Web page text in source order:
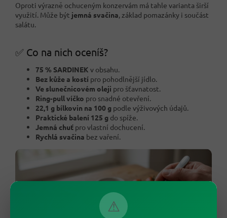
⚠
Oproti výrazně ochuceným konzervám má tahle varianta širší
využití. Může být jemná svačina, základ pomazánky i součást
salátu.
✅ Co na nich oceníš?
75 % SARDINEK v obsahu.
Bez kůže a kostí pro pohodlnější jídlo.
Ve slunečnicovém oleji pro šťavnatost.
Ring-pull víčko pro snadné otevření.
22,1 g bílkovin na 100 g podle výživových údajů.
Praktické balení 125 g do spíže.
Jemná chuť pro vlastní dochucení.
Rychlá svačina bez vaření.